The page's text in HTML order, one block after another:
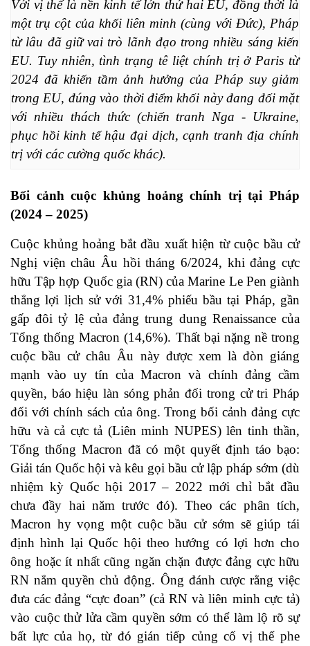
Với vị thế là nền kinh tế lớn thứ hai EU, đồng thời là
một trụ cột của khối liên minh (cùng với Đức), Pháp
từ lâu đã giữ vai trò lãnh đạo trong nhiều sáng kiến
EU. Tuy nhiên, tình trạng tê liệt chính trị ở Paris từ
2024 đã khiến tầm ảnh hưởng của Pháp suy giảm
trong EU, đúng vào thời điểm khối này đang đối mặt
với nhiều thách thức (chiến tranh Nga - Ukraine,
phục hồi kinh tế hậu đại dịch, cạnh tranh địa chính
trị với các cường quốc khác).
Bối cảnh cuộc khủng hoảng chính trị tại Pháp
(2024 – 2025)
Cuộc khủng hoảng bắt đầu xuất hiện từ cuộc bầu cử
Nghị viện châu Âu hồi tháng 6/2024, khi đảng cực
hữu Tập hợp Quốc gia (RN) của Marine Le Pen giành
thắng lợi lịch sử với 31,4% phiếu bầu tại Pháp, gần
gấp đôi tỷ lệ của đảng trung dung Renaissance của
Tổng thống Macron (14,6%). Thất bại nặng nề trong
cuộc bầu cử châu Âu này được xem là đòn giáng
mạnh vào uy tín của Macron và chính đảng cầm
quyền, báo hiệu làn sóng phản đối trong cử tri Pháp
đối với chính sách của ông. Trong bối cảnh đảng cực
hữu và cả cực tả (Liên minh NUPES) lên tinh thần,
Tổng thống Macron đã có một quyết định táo bạo:
Giải tán Quốc hội và kêu gọi bầu cử lập pháp sớm (dù
nhiệm kỳ Quốc hội 2017 – 2022 mới chỉ bắt đầu
chưa đầy hai năm trước đó). Theo các phân tích,
Macron hy vọng một cuộc bầu cử sớm sẽ giúp tái
định hình lại Quốc hội theo hướng có lợi hơn cho
ông hoặc ít nhất cũng ngăn chặn được đảng cực hữu
RN nắm quyền chủ động. Ông đánh cược rằng việc
đưa các đảng “cực đoan” (cả RN và liên minh cực tả)
vào cuộc thử lửa cầm quyền sớm có thể làm lộ rõ sự
bất lực của họ, từ đó gián tiếp củng cố vị thế phe